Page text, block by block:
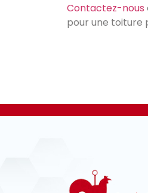
Contactez-nous
pour une